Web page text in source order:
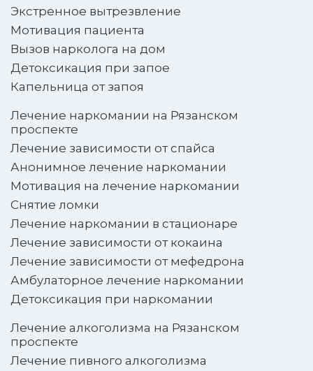
Экстренное вытрезвление
Мотивация пациента
Вызов нарколога на дом
Детоксикация при запое
Капельница от запоя
Лечение наркомании на Рязанском
проспекте
Лечение зависимости от спайса
Анонимное лечение наркомании
Мотивация на лечение наркомании
Снятие ломки
Лечение наркомании в стационаре
Лечение зависимости от кокаина
Лечение зависимости от мефедрона
Амбулаторное лечение наркомании
Детоксикация при наркомании
Лечение алкоголизма на Рязанском
проспекте
Лечение пивного алкоголизма